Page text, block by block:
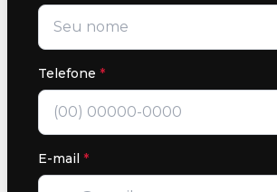
Telefone *
E-mail *